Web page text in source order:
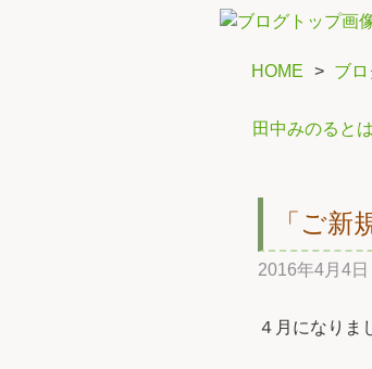
HOME > ブロ
田中みのると
「ご新
2016年4月4日
４月になりま